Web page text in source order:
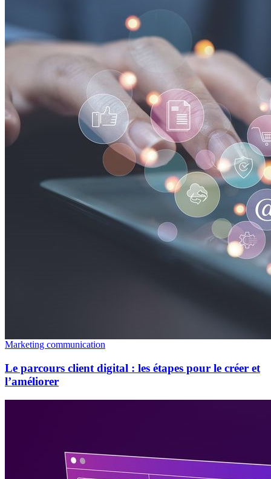
Marketing communication
Le parcours client digital : les étapes pour le créer et
l’améliorer